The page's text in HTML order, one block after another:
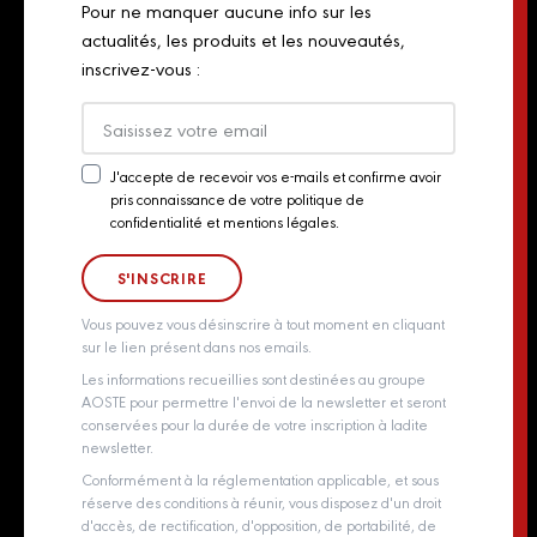
Chiffonnades
Actualités
Groupe Aoste
Whistleblowing policy
Pour ne manquer aucune info sur les
actualités, les produits et les nouveautés,
inscrivez-vous :
Newsletter
Consent
J'accepte de recevoir vos e-mails et confirme avoir
pris connaissance de votre politique de
confidentialité et mentions légales.
Vous pouvez vous désinscrire à tout moment en cliquant
sur le lien présent dans nos emails.
Les informations recueillies sont destinées au groupe
AOSTE pour permettre l'envoi de la newsletter et seront
conservées pour la durée de votre inscription à ladite
newsletter.
Conformément à la réglementation applicable, et sous
réserve des conditions à réunir, vous disposez d'un droit
d'accès, de rectification, d'opposition, de portabilité, de